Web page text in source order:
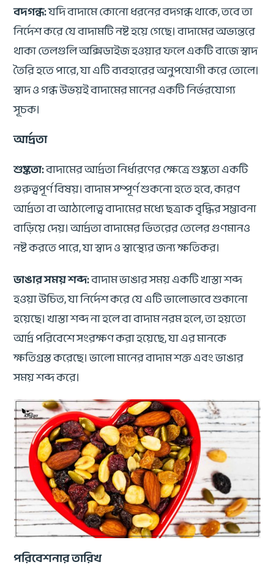
বদগন্ধ:যদি বাদামে কোনো ধরনের বদগন্ধ থাকে, তবে তা
নির্দেশ করে যে বাদামটি নষ্ট হয়ে গেছে। বাদামের অভ্যন্তরে
থাকা তেলগুলি অক্সিডাইজ হওয়ার ফলে একটি বাজে স্বাদ
তৈরি হতে পারে, যা এটি ব্যবহারের অনুপযোগী করে তোলে।
স্বাদ ও গন্ধ উভয়ই বাদামের মানের একটি নির্ভরযোগ্য
সূচক।
আর্দ্রতা
শুষ্কতা:বাদামের আর্দ্রতা নির্ধারণের ক্ষেত্রে শুষ্কতা একটি
গুরুত্বপূর্ণ বিষয়। বাদাম সম্পূর্ণ শুকনো হতে হবে, কারণ
আর্দ্রতা বা আঠালোত্ব বাদামের মধ্যে ছত্রাক বৃদ্ধির সম্ভাবনা
বাড়িয়ে দেয়। আর্দ্রতা বাদামের ভিতরের তেলের গুণমানও
নষ্ট করতে পারে, যা স্বাদ ও স্বাস্থ্যের জন্য ক্ষতিকর।
ভাঙার সময় শব্দ:বাদাম ভাঙার সময় একটি খাস্তা শব্দ
হওয়া উচিত, যা নির্দেশ করে যে এটি ভালোভাবে শুকানো
হয়েছে। খাস্তা শব্দ না হলে বা বাদাম নরম হলে, তা হয়তো
আর্দ্র পরিবেশে সংরক্ষণ করা হয়েছে, যা এর মানকে
ক্ষতিগ্রস্ত করেছে। ভালো মানের বাদাম শক্ত এবং ভাঙার
সময় শব্দ করে।
পরিবেশনার তারিখ